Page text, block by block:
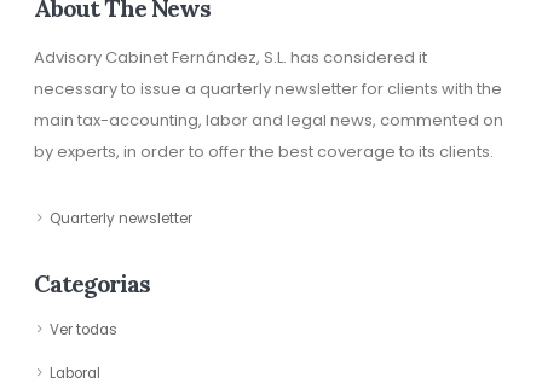
About The News
Advisory Cabinet Fernández, S.L. has considered it
necessary to issue a quarterly newsletter for clients with the
main tax-accounting, labor and legal news, commented on
by experts, in order to offer the best coverage to its clients.
Quarterly newsletter
Categorias
Ver todas
Laboral